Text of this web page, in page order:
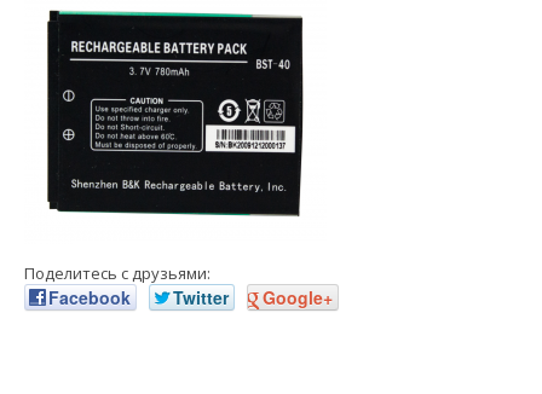
Поделитесь с друзьями:
Facebook Twitter Google+